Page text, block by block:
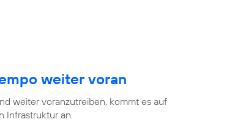
weiter voran
weiter voranzutreiben, kommt es auf
Infrastruktur an.